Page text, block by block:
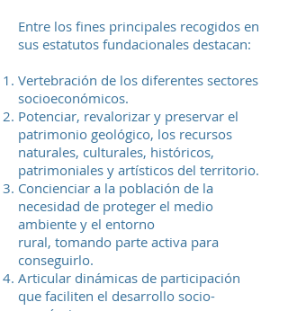
Entre los fines principales recogidos en
sus estatutos fundacionales destacan:
Vertebración de los diferentes sectores
socioeconómicos.
Potenciar, revalorizar y preservar el
patrimonio geológico, los recursos
naturales, culturales, históricos,
patrimoniales y artísticos del territorio.
Concienciar a la población de la
necesidad de proteger el medio
ambiente y el entorno
rural, tomando parte activa para
conseguirlo.
Articular dinámicas de participación
que faciliten el desarrollo socio-